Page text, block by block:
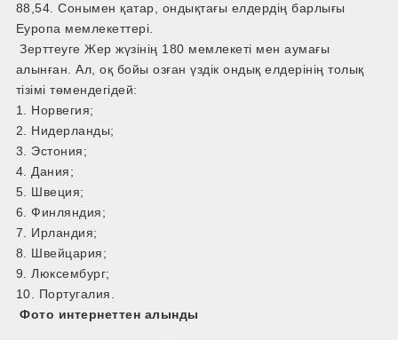
88,54. Сонымен қатар, ондықтағы елдердің барлығы
Еуропа мемлекеттері.
Зерттеуге Жер жүзінің 180 мемлекеті мен аумағы
алынған. Ал, оқ бойы озған үздік ондық елдерінің толық
тізімі төмендегідей:
1. Норвегия;
2. Нидерланды;
3. Эстония;
4. Дания;
5. Швеция;
6. Финляндия;
7. Ирландия;
8. Швейцария;
9. Люксембург;
10. Португалия.
Фото интернеттен алынды